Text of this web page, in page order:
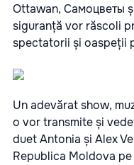
Ottawan, Самоцветы
siguranță vor răscoli
spectatorii și oaspeții
Un adevărat show,
o vor transmite și
duet Antonia și Alex
Republica Moldova